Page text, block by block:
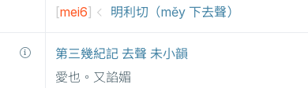
[mei6] 明利切（měy 下去聲）
第三幾紀記 去聲 未小韻
愛也。又諂媚